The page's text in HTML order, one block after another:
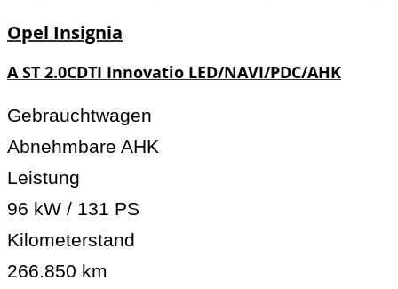
Opel Insignia
A ST 2.0CDTI Innovatio LED/NAVI/PDC/AHK
Gebrauchtwagen
Abnehmbare AHK
Leistung
96 kW / 131 PS
Kilometerstand
266.850 km